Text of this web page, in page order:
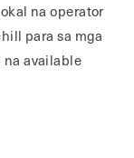
na operator
para sa mga
available